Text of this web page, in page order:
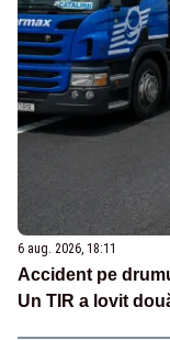
6 aug. 2026, 18:11
Accident pe
Un TIR a lovit